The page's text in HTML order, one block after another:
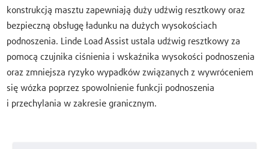
konstrukcją masztu zapewniają duży udźwig resztkowy oraz
bezpieczną obsługę ładunku na dużych wysokościach
podnoszenia. Linde Load Assist ustala udźwig resztkowy za
pomocą czujnika ciśnienia i wskaźnika wysokości podnoszenia
oraz zmniejsza ryzyko wypadków związanych z wywróceniem
się wózka poprzez spowolnienie funkcji podnoszenia
i przechylania w zakresie granicznym.